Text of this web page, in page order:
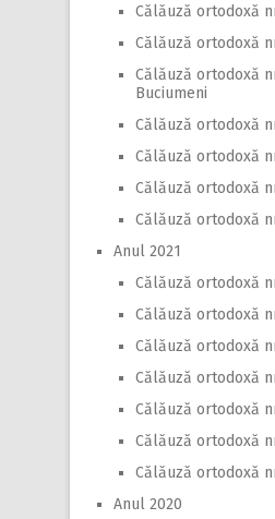
Călăuză ortodoxă
Călăuză ortodoxă
Călăuză ortodoxă
Buciumeni
Călăuză ortodoxă
Călăuză ortodoxă
Călăuză ortodoxă
Călăuză ortodoxă
Anul 2021
Călăuză ortodoxă
Călăuză ortodoxă
Călăuză ortodoxă
Călăuză ortodoxă
Călăuză ortodoxă
Călăuză ortodoxă
Călăuză ortodoxă
Anul 2020